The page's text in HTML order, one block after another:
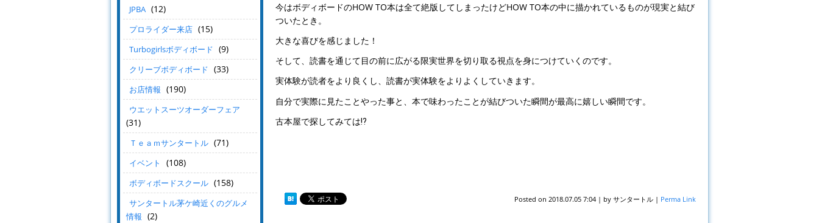
今はボディボードのHOW TO本は全て絶版してしまったけどHOW TO本の中に描かれているものが現実と結び
ついたとき。
大きな喜びを感じました！
そして、読書を通じて目の前に広がる限実世界を切り取る視点を身につけていくのです。
実体験が読者をより良くし、読書が実体験をよりよくしていきます。
自分で実際に見たことやった事と、本で味わったことが結びついた瞬間が最高に嬉しい瞬間です。
古本屋で探してみては⁉️
Posted on 2018.07.05 7:04 | by サンタートル | Perma Link
JPBA (12)
プロライダー来店 (15)
Turbogirlsボディボード (9)
クリーブボディボード (33)
お店情報 (190)
ウエットスーツオーダーフェア
(31)
Ｔｅａｍサンタートル (71)
イベント (108)
ボディボードスクール (158)
サンタートル茅ケ崎近くのグルメ
情報 (2)